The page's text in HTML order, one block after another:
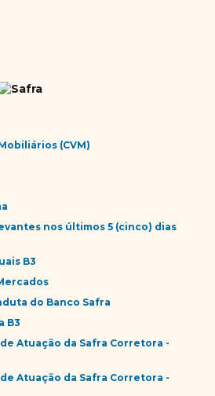
(CVM)
nos últimos 5 (cinco) dias
B3
do Banco Safra
B3
Atuação da Safra Corretora -
Atuação da Safra Corretora -